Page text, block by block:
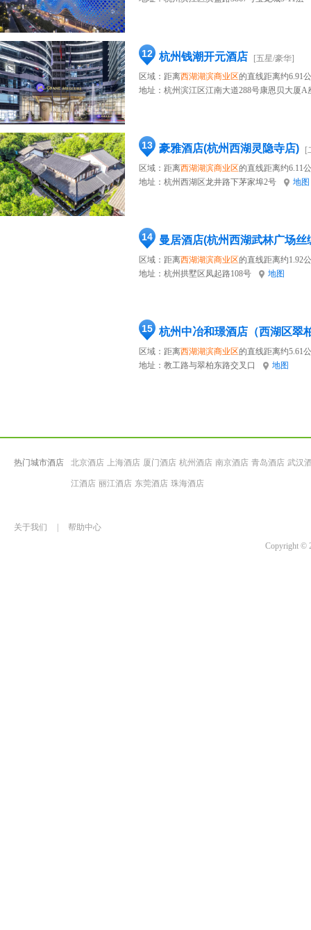
12 杭州钱潮开元酒店
[五星/豪华]
区域：距离西湖湖滨商业区的直线距离约6.91
地址： 杭州滨江区江南大道288号康恩贝大厦A
13 豪雅酒店(杭州西湖灵隐寺店)
[
区域：距离西湖湖滨商业区的直线距离约6.11
地址： 杭州西湖区龙井路下茅家埠2号 地图
14 曼居酒店(杭州西湖武林广场丝
区域：距离西湖湖滨商业区的直线距离约1.92
地址： 杭州拱墅区凤起路108号 地图
15 杭州中冶和璟酒店（西湖区翠
区域：距离西湖湖滨商业区的直线距离约5.61
地址： 教工路与翠柏东路交叉口 地图
热门城市酒店 北京酒店 上海酒店 厦门酒店 杭州酒店 南京酒店 青岛酒店 武汉
江酒店 丽江酒店 东莞酒店 珠海酒店
关于我们
帮助中心
Copyright ©